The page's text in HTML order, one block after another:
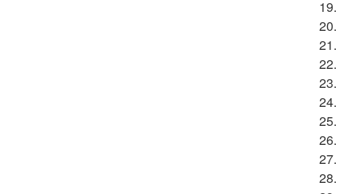
19.
20.
21.
22.
23.
24.
25.
26.
27.
28.